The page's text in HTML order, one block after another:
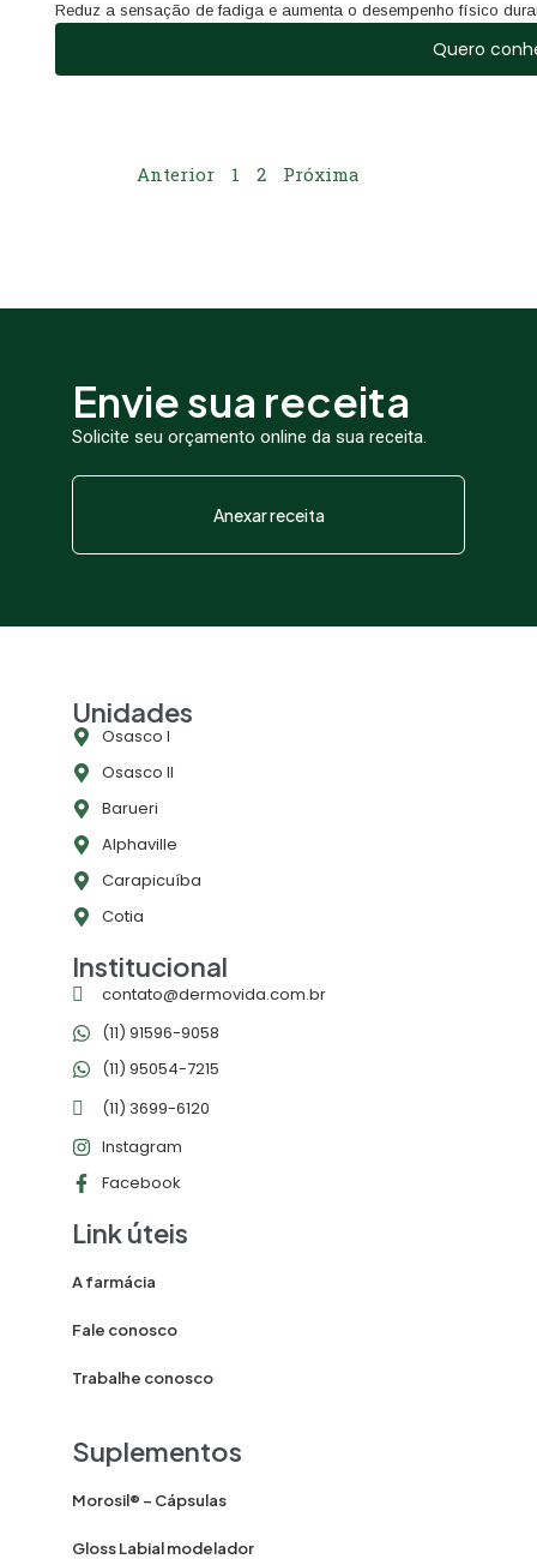
Reduz a sensação de fadiga e aumenta o desempenho físico
Quero
Anterior 1 2 Próxima
Envie sua receita
Solicite seu orçamento online da sua receita.
Anexar receita
Unidades
Osasco l
Osasco ll
Barueri
Alphaville
Carapicuíba
Cotia
Institucional
contato@dermovida.com.br
(11) 91596-9058
(11) 95054-7215
(11) 3699-6120
Instagram
Facebook
Link úteis
A farmácia
Fale conosco
Trabalhe conosco
Suplementos
Morosil® – Cápsulas
Gloss Labial modelador